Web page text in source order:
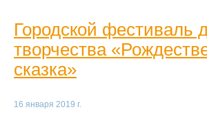
Городской фестиваль
творчества
сказка»
16 января 2019 г.